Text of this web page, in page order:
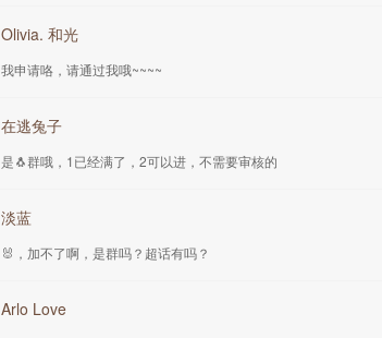
Olivia. 和光
我申请咯，请通过我哦~~~~
在逃兔子
是🐧群哦，1已经满了，2可以进，不需要审核的
淡蓝
🐰，加不了啊，是群吗？超话有吗？
Arlo Love